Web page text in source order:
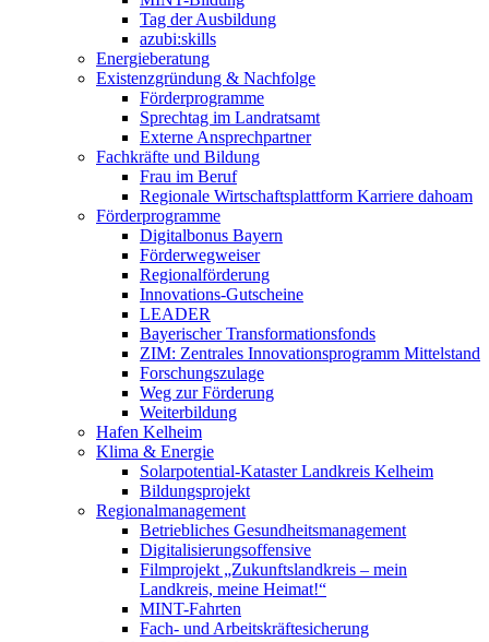
Tag der Ausbildung
azubi:skills
Energieberatung
Existenzgründung & Nachfolge
Förderprogramme
Sprechtag im Landratsamt
Externe Ansprechpartner
Fachkräfte und Bildung
Frau im Beruf
Regionale Wirtschaftsplattform Karriere dahoam
Förderprogramme
Digitalbonus Bayern
Förderwegweiser
Regionalförderung
Innovations-Gutscheine
LEADER
Bayerischer Transformationsfonds
ZIM: Zentrales Innovationsprogramm Mittelstand
Forschungszulage
Weg zur Förderung
Weiterbildung
Hafen Kelheim
Klima & Energie
Solarpotential-Kataster Landkreis Kelheim
Bildungsprojekt
Regionalmanagement
Betriebliches Gesundheitsmanagement
Digitalisierungsoffensive
Filmprojekt „Zukunftslandkreis – mein
Landkreis, meine Heimat!“
MINT-Fahrten
Fach- und Arbeitskräftesicherung